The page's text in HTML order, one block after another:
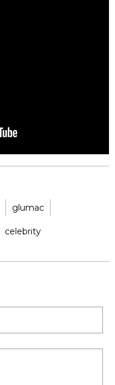
glumac
celebrity